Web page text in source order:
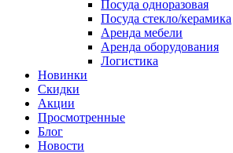
Посуда одноразовая
Посуда стекло/керамика
Аренда мебели
Аренда оборудования
Логистика
Новинки
Скидки
Акции
Просмотренные
Блог
Новости